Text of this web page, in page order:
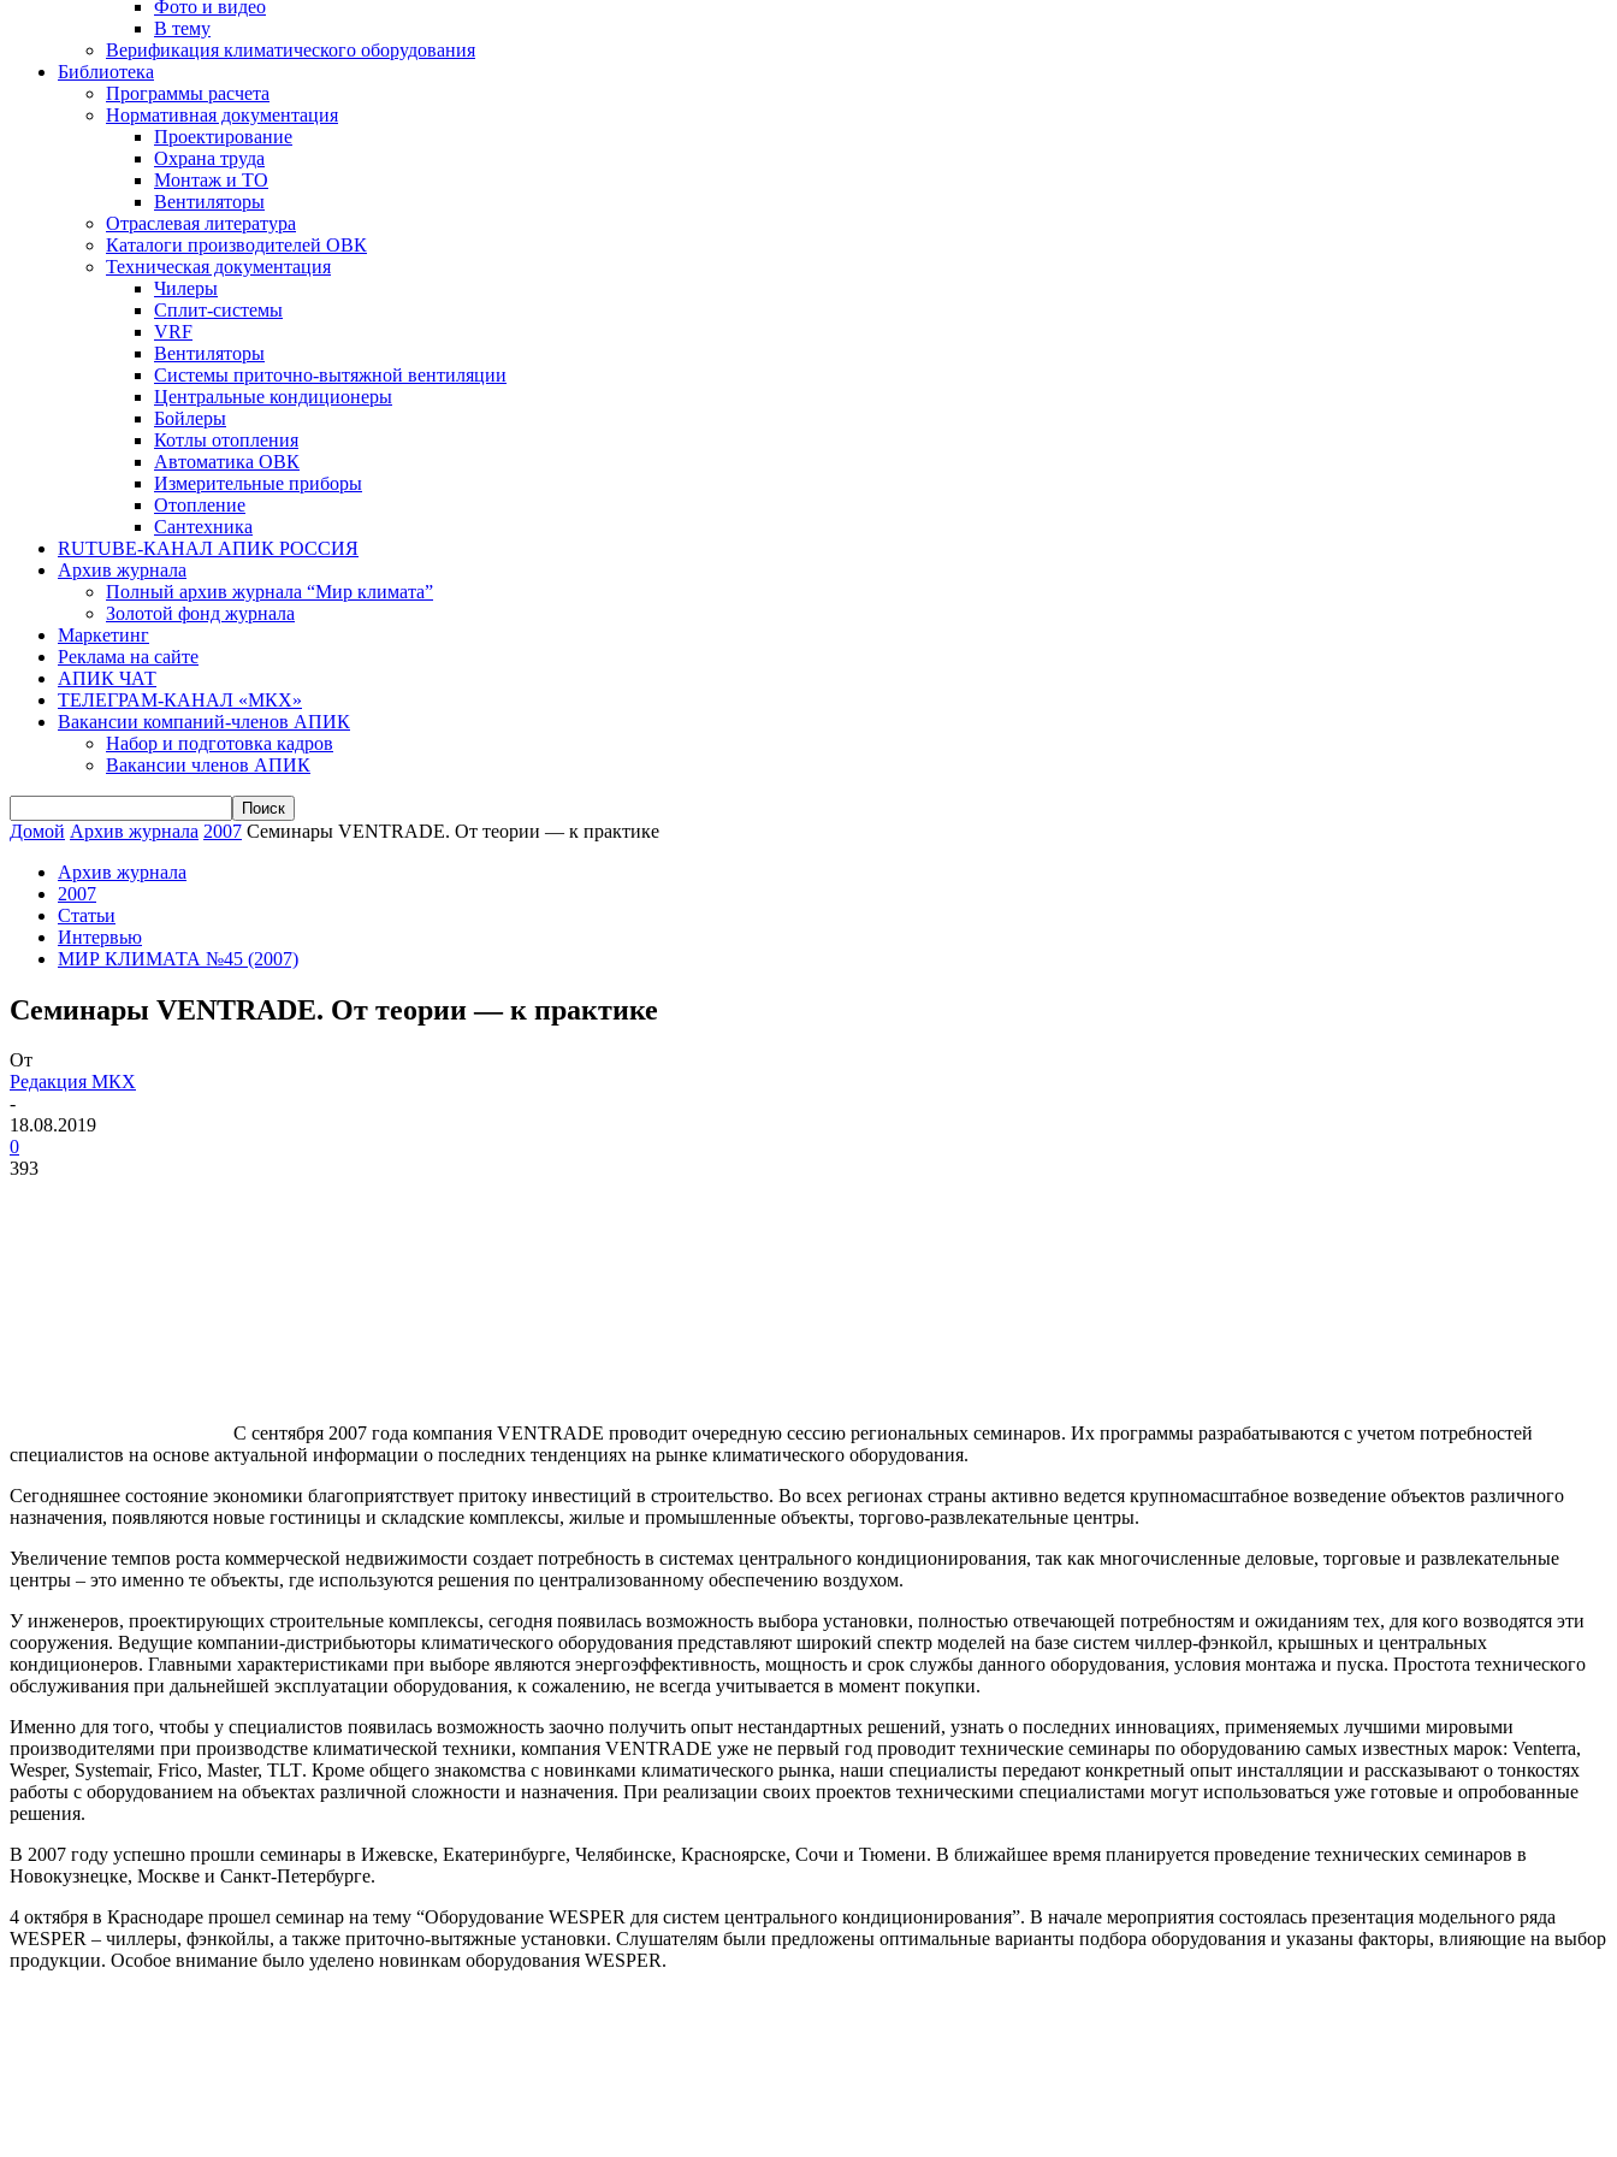
Фото и видео
В тему
Верификация климатического оборудования
Библиотека
Программы расчета
Нормативная документация
Проектирование
Охрана труда
Монтаж и ТО
Вентиляторы
Отраслевая литература
Каталоги производителей ОВК
Техническая документация
Чилеры
Сплит-системы
VRF
Вентиляторы
Системы приточно-вытяжной вентиляции
Центральные кондиционеры
Бойлеры
Котлы отопления
Автоматика ОВК
Измерительные приборы
Отопление
Сантехника
RUTUBE-КАНАЛ АПИК РОССИЯ
Архив журнала
Полный архив журнала “Мир климата”
Золотой фонд журнала
Маркетинг
Реклама на сайте
АПИК ЧАТ
ТЕЛЕГРАМ-КАНАЛ «МКХ»
Вакансии компаний-членов АПИК
Набор и подготовка кадров
Вакансии членов АПИК
Домой Архив журнала 2007 Семинары VENTRADE. От теории — к практике
Архив журнала
2007
Статьи
Интервью
МИР КЛИМАТА №45 (2007)
Семинары VENTRADE. От теории — к практике
От
Редакция МКХ
-
18.08.2019
0
393
С сентября 2007 года компания VENTRADE проводит очередную сессию региональных семинаров. Их программы разрабатываются с учетом потребностей
специалистов на основе актуальной информации о последних тенденциях на рынке климатического оборудования.
Сегодняшнее состояние экономики благоприятствует притоку инвестиций в строительство. Во всех регионах страны активно ведется крупномасштабное возведение объектов различного
назначения, появляются новые гостиницы и складские комплексы, жилые и промышленные объекты, торгово-развлекательные центры.
Увеличение темпов роста коммерческой недвижимости создает потребность в системах центрального кондиционирования, так как многочисленные деловые, торговые и развлекательные
центры – это именно те объекты, где используются решения по централизованному обеспечению воздухом.
У инженеров, проектирующих строительные комплексы, сегодня появилась возможность выбора установки, полностью отвечающей потребностям и ожиданиям тех, для кого возводятся эти
сооружения. Ведущие компании-дистрибьюторы климатического оборудования представляют широкий спектр моделей на базе систем чиллер-фэнкойл, крышных и центральных
кондиционеров. Главными характеристиками при выборе являются энергоэффективность, мощность и срок службы данного оборудования, условия монтажа и пуска. Простота технического
обслуживания при дальнейшей эксплуатации оборудования, к сожалению, не всегда учитывается в момент покупки.
Именно для того, чтобы у специалистов появилась возможность заочно получить опыт нестандартных решений, узнать о последних инновациях, применяемых лучшими мировыми
производителями при производстве климатической техники, компания VENTRADE уже не первый год проводит технические семинары по оборудованию самых известных марок: Venterra,
Wesper, Systemair, Frico, Master, TLT. Кроме общего знакомства с новинками климатического рынка, наши специалисты передают конкретный опыт инсталляции и рассказывают о тонкостях
работы с оборудованием на объектах различной сложности и назначения. При реализации своих проектов техническими специалистами могут использоваться уже готовые и опробованные
решения.
В 2007 году успешно прошли семинары в Ижевске, Екатеринбурге, Челябинске, Красноярске, Сочи и Тюмени. В ближайшее время планируется проведение технических семинаров в
Новокузнецке, Москве и Санкт-Петербурге.
4 октября в Краснодаре прошел семинар на тему “Оборудование WESPER для систем центрального кондиционирования”. В начале мероприятия состоялась презентация модельного ряда
WESPER – чиллеры, фэнкойлы, а также приточно-вытяжные установки. Слушателям были предложены оптимальные варианты подбора оборудования и указаны факторы, влияющие на выбор
продукции. Особое внимание было уделено новинкам оборудования WESPER.